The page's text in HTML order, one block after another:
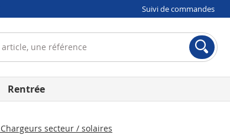
Suivi de commandes
Rentrée
Chargeurs secteur / solaires